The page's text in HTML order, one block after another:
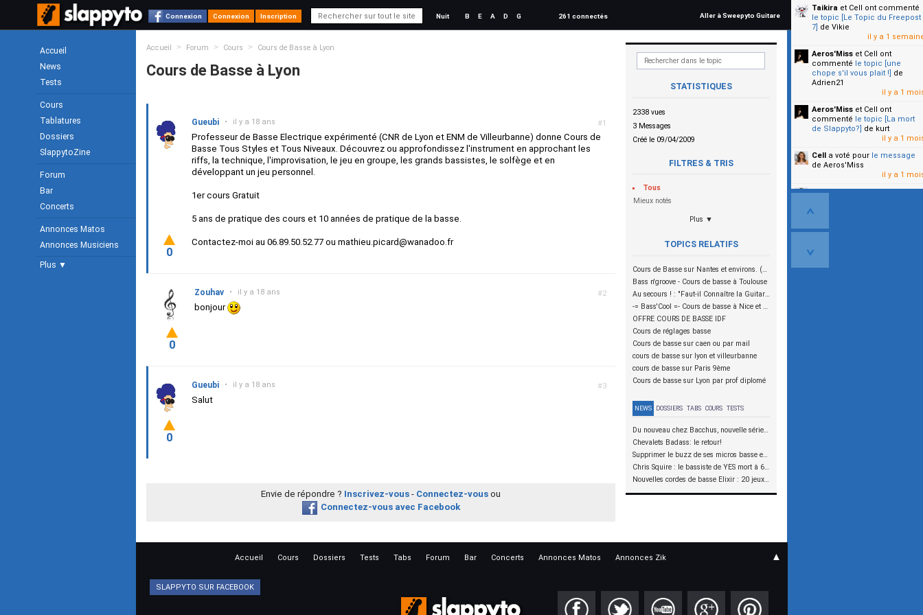
Connexion Connexion Inscription Nuit B E A D G 261 connectés Aller à Sweepyto Guitare
Accueil
News
Tests
Cours
Tablatures
Dossiers
SlappytoZine
Forum
Bar
Concerts
Annonces Matos
Annonces Musiciens
Plus ▼
Accueil > Forum > Cours > Cours de Basse à Lyon
Cours de Basse à Lyon
STATISTIQUES
2338 vues
3 Messages
Créé le 09/04/2009
FILTRES & TRIS
Tous
Mieux notés
Plus ▼
TOPICS RELATIFS
Cours de Basse sur Nantes et environs. (Prof diplômé MAI)
Bass n'groove - Cours de basse à Toulouse
Au secours ! : "Faut-il Connaître la Guitare pour Jouer de la Basse ?"
-= Bass'Cool =- Cours de basse à Nice et par webcam - http://www.ecolebasscool.com
OFFRE COURS DE BASSE IDF
Cours de réglages basse
Cours de basse sur caen ou par mail
cours de basse sur lyon et villeurbanne
cours de basse sur Paris 9ème
Cours de basse sur Lyon par prof diplomé
NEWS DOSSIERS TABS COURS TESTS
Du nouveau chez Bacchus, nouvelle série SCD
Chevalets Badass: le retour!
Supprimer le buzz de ses micros basse en reliant les aimants à la masse
Chris Squire : le bassiste de YES mort à 67 ans
Nouvelles cordes de basse Elixir : 20 jeux à tester !
#1
Gueubi • il y a 18 ans
Professeur de Basse Electrique expérimenté (CNR de Lyon et ENM de Villeurbanne) donne Cours de
Basse Tous Styles et Tous Niveaux. Découvrez ou approfondissez l'instrument en approchant les
riffs, la technique, l'improvisation, le jeu en groupe, les grands bassistes, le solfège et en
développant un jeu personnel.
1er cours Gratuit
5 ans de pratique des cours et 10 années de pratique de la basse.
Contactez-moi au 06.89.50.52.77 ou mathieu.picard@wanadoo.fr
0
#2
Zouhav • il y a 18 ans
bonjour
0
#3
Gueubi • il y a 18 ans
Salut
0
Envie de répondre ? Inscrivez-vous - Connectez-vous ou
Connectez-vous avec Facebook
Taikira et Cell ont commenté
le topic [Le Topic du Freepost
7] de Vikie
il y a 1
Aeros'Miss et Cell ont
commenté le topic [une
chope s'il vous plait !] de
Adrien21
il y a 1
Aeros'Miss et Cell ont
commenté le topic [La mort
de Slappyto?] de kurt
il y a 1
Cell a voté pour le message
de Aeros'Miss
il y a 1
Cella voté pourle message
Accueil Cours Dossiers Tests Tabs Forum Bar Concerts Annonces Matos Annonces Zik ▲
SLAPPYTO SUR FACEBOOK